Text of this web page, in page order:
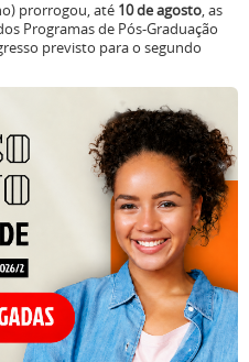
prorrogou, até 10 de agosto, as
Programas de Pós-Graduação
previsto para o segundo